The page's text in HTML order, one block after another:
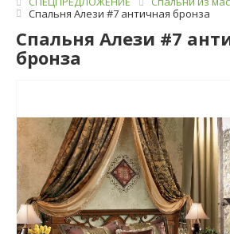
Спальня Алези #7 античная бронза
Спальня Алези #7
бронза